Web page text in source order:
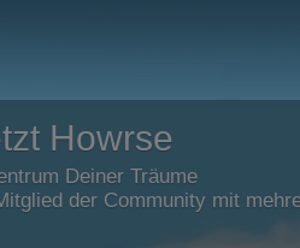
Howrse
Deiner Träume
der Community mit